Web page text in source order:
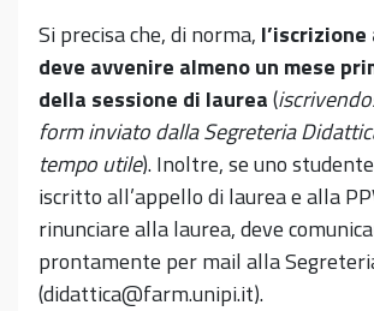
Si precisa che, di norma, l’iscrizione
deve avvenire almeno un mese
della sessione di laurea(
form inviato dalla Segreteria
tempo utile). Inoltre, se uno
iscritto all’appello di laurea e alla
rinunciare alla laurea, deve
prontamente per mail alla
(didattica@farm.unipi.it).